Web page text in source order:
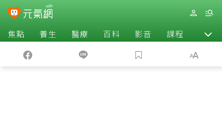
焦點 養生 醫療 百科 影音 課程 退休